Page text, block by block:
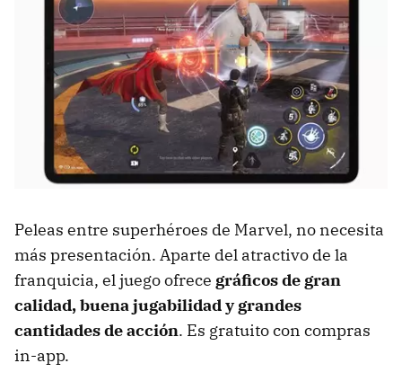
Peleas entre superhéroes de Marvel, no necesita
más presentación. Aparte del atractivo de la
franquicia, el juego ofrece gráficos de gran
calidad, buena jugabilidad y grandes
cantidades de acción. Es gratuito con compras
in-app.